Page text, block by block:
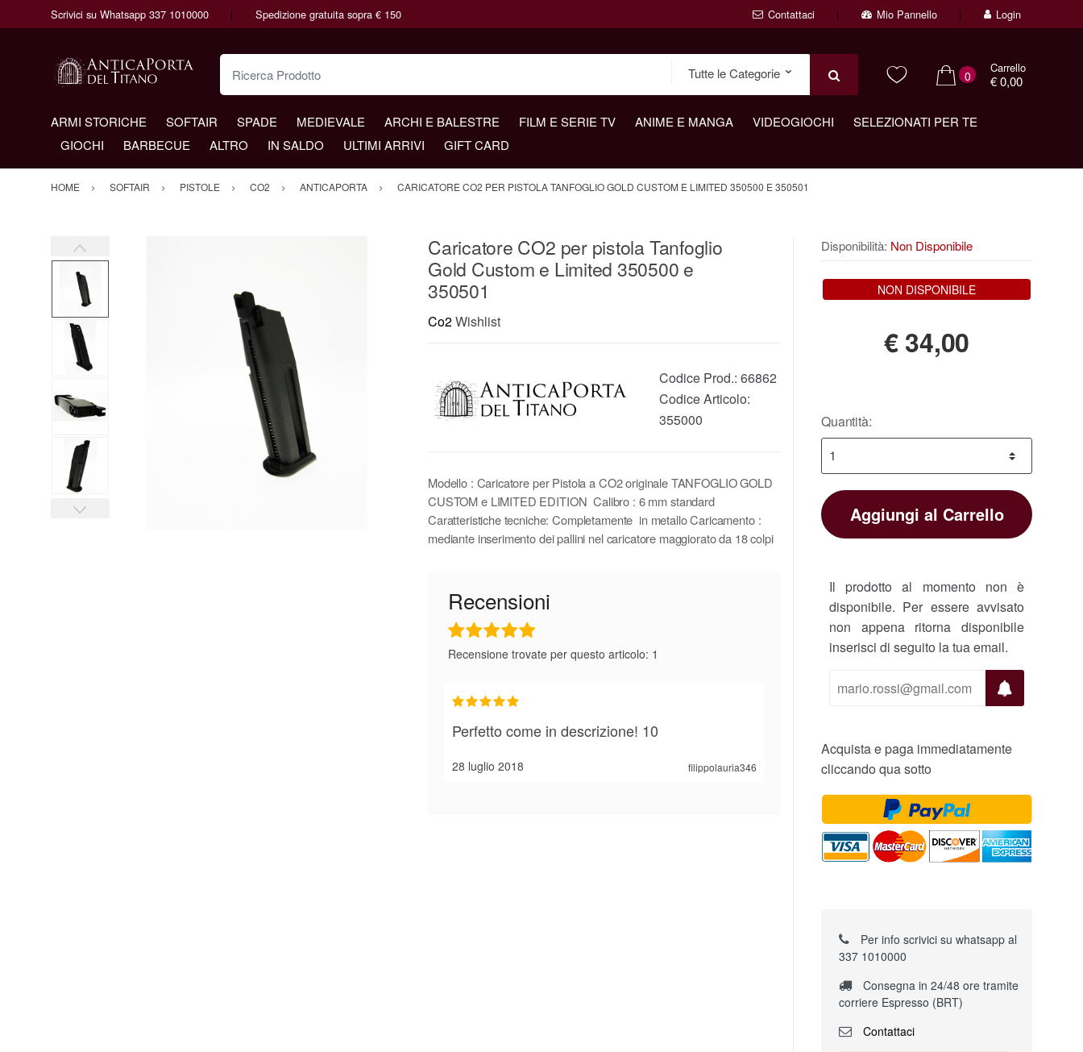
Scrivici su Whatsapp 337 1010000 Spedizione gratuita sopra € 150 Contattaci Mio Pannello Login
Ricerca Prodotto
0
Carrello
€ 0,00
ARMI STORICHE SOFTAIR SPADE MEDIEVALE ARCHI E BALESTRE FILM E SERIE TV ANIME E MANGA VIDEOGIOCHI
SELEZIONATI PER TE
GIOCHI
BARBECUE ALTRO IN SALDO ULTIMI ARRIVI GIFT CARD
HOME SOFTAIR PISTOLE CO2 ANTICAPORTA CARICATORE CO2 PER PISTOLA TANFOGLIO GOLD CUSTOM E LIMITED 350500 E 350501
Caricatore CO2 per pistola Tanfoglio
Gold Custom e Limited 350500 e
350501
Co2Wishlist
Codice Prod.: 66862
Codice Articolo:
355000
Modello : Caricatore per Pistola a CO2 originale TANFOGLIO GOLD
CUSTOM e LIMITED EDITION Calibro : 6 mm standard
Caratteristiche tecniche: Completamente in metallo Caricamento :
mediante inserimento dei pallini nel caricatore maggiorato da 18 colpi
Recensioni
Recensione trovate per questo articolo: 1
28 luglio 2018 filippolauria346
Perfetto come in descrizione! 10
Disponibilità: Non Disponibile
NON DISPONIBILE
€34,00
Quantità:
Aggiungi al Carrello
Il prodotto al momento non è
disponibile. Per essere avvisato
non appena ritorna disponibile
inserisci di seguito la tua email.
Acquista e paga immediatamente
cliccando qua sotto
Per info scrivici su whatsapp al
337 1010000
Consegna in 24/48 ore tramite
corriere Espresso (BRT)
Contattaci